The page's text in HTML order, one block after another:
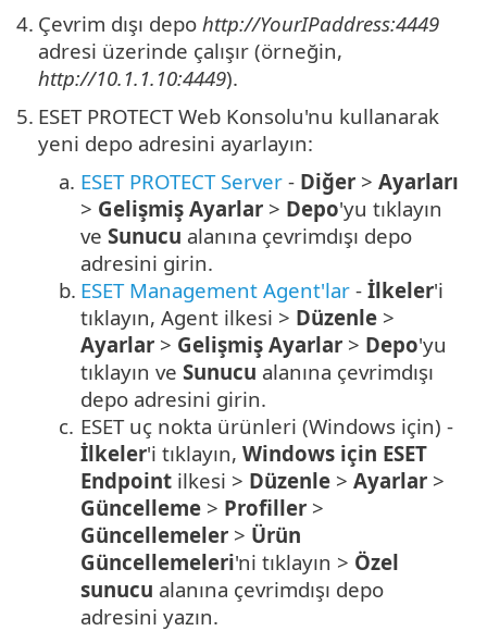
4. Çevrim dışı depo http://YourIPaddress:4449
adresi üzerinde çalışır (örneğin,
http://10.1.1.10:4449).
5. ESET PROTECT Web Konsolu'nu kullanarak
yeni depo adresini ayarlayın:
a. ESET PROTECT Server - Diğer > Ayarları
> Gelişmiş Ayarlar > Depo'yu tıklayın
ve Sunucu alanına çevrimdışı depo
adresini girin.
b. ESET Management Agent'lar - İlkeler'i
tıklayın, Agent ilkesi > Düzenle >
Ayarlar > Gelişmiş Ayarlar > Depo'yu
tıklayın ve Sunucu alanına çevrimdışı
depo adresini girin.
c. ESET uç nokta ürünleri (Windows için) -
İlkeler'i tıklayın, Windows için ESET
Endpoint ilkesi > Düzenle > Ayarlar >
Güncelleme > Profiller >
Güncellemeler > Ürün
Güncellemeleri'ni tıklayın > Özel
sunucu alanına çevrimdışı depo
adresini yazın.